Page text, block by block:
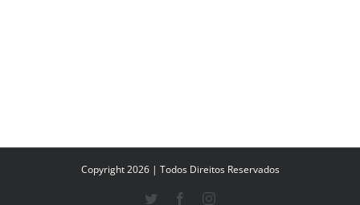
Copyright 2026 | Todos Direitos Reservados
Twitter FacebookInstagram